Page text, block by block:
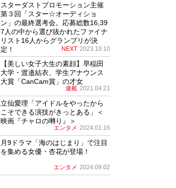
スターダストプロモーション主催
第３回「スター☆オーディショ
ン」の最終選考会。応募総数16,39
7人の中から選び抜かれたファイナ
リスト16人からグランプリが決
定！
NEXT 2023.10.10
【美しい女子大生の素顔】早稲田
大学・渡邉結衣、学生アナウンス
大賞「CanCam賞」の才女
連載 2021.04.21
立仙愛理「アイドルをやったから
こそできる演技がきっとある」＜
映画『チャロの囀り』＞
エンタメ 2024.01.16
月9ドラマ「海のはじまり」で注目
を集める女優・杏花が登場！
エンタメ 2024.09.02